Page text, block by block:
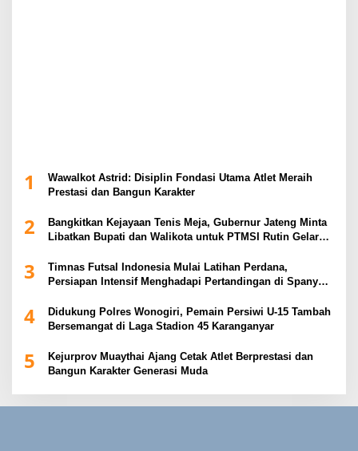
1
Wawalkot Astrid: Disiplin Fondasi Utama Atlet Meraih
Prestasi dan Bangun Karakter
2
Bangkitkan Kejayaan Tenis Meja, Gubernur Jateng Minta
Libatkan Bupati dan Walikota untuk PTMSI Rutin Gelar
3
Timnas Futsal Indonesia Mulai Latihan Perdana,
Persiapan Intensif Menghadapi Pertandingan di Spanyol
4
Didukung Polres Wonogiri, Pemain Persiwi U-15 Tambah
Bersemangat di Laga Stadion 45 Karanganyar
5
Kejurprov Muaythai Ajang Cetak Atlet Berprestasi dan
Bangun Karakter Generasi Muda